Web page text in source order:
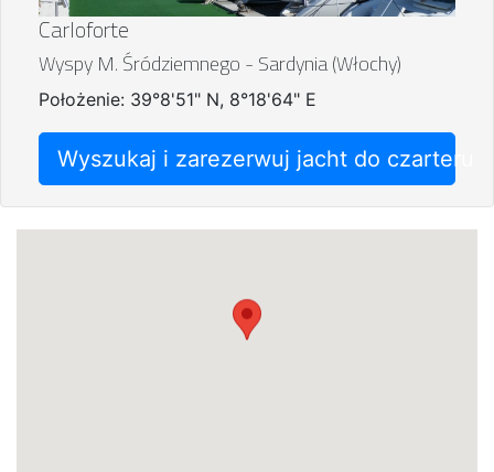
Carloforte
Wyspy M. Śródziemnego - Sardynia (Włochy)
Położenie: 39°8'51" N, 8°18'64" E
Wyszukaj i zarezerwuj jacht do czarteru